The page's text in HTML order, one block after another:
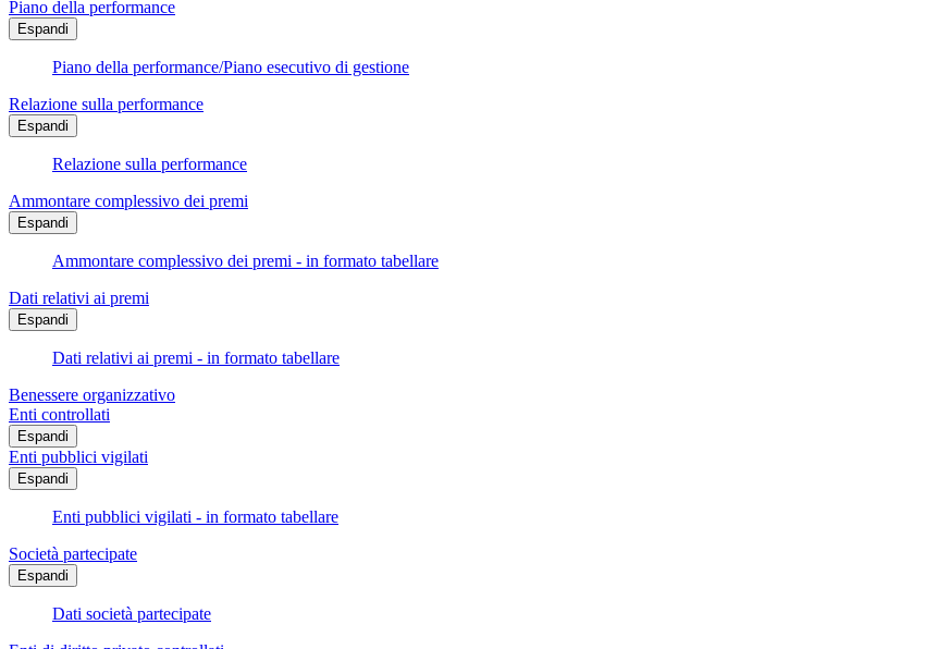
Piano della performance
Espandi
Piano della performance/Piano esecutivo di gestione
Relazione sulla performance
Espandi
Relazione sulla performance
Ammontare complessivo dei premi
Espandi
Ammontare complessivo dei premi - in formato tabellare
Dati relativi ai premi
Espandi
Dati relativi ai premi - in formato tabellare
Benessere organizzativo
Enti controllati
Espandi
Enti pubblici vigilati
Espandi
Enti pubblici vigilati - in formato tabellare
Società partecipate
Espandi
Dati società partecipate